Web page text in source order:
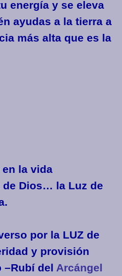
energía y se eleva
ayudas a la tierra a
más alta que es la
en la vida
de Dios… la Luz de
por la LUZ de
y provisión
–Rubí del Arcángel